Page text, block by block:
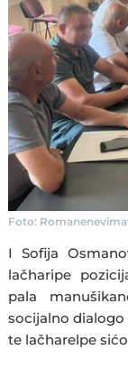
Foto:
I Sofija
lačharipe
pala
socijalno
te lačharelpe